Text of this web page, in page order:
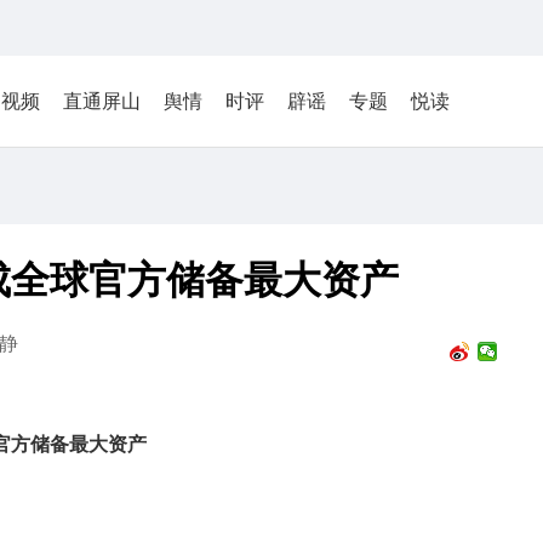
视频 直通屏山 舆情 时评 辟谣 专题 悦读
球官方储备最大资产
方储备最大资产